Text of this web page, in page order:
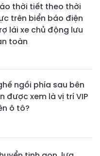
thời tiết theo thời
trên biển báo điện
lái xe chủ động lưu
toàn
ngồi phía sau bên
được xem là vị trí VIP
ô tô?